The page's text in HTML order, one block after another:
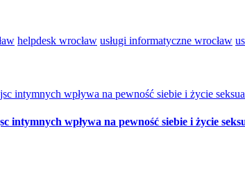
helpdesk wrocław usługi informatyczne wrocław
intymnych wpływa na pewność siebie i życie